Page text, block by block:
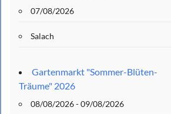
07/08/2026
Salach
Gartenmarkt "Sommer-Blüten-
Träume" 2026
08/08/2026 - 09/08/2026